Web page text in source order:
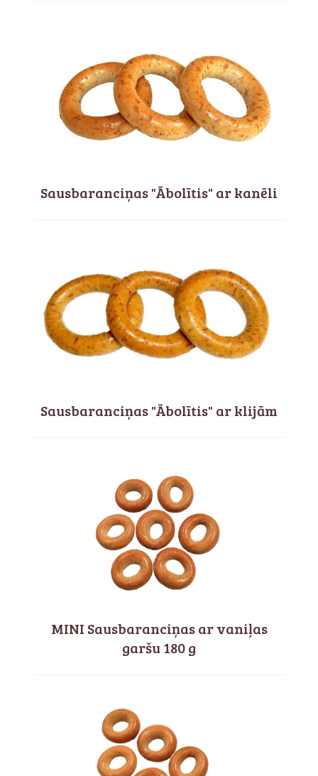
Sausbaranciņas "Ābolītis" ar kanēli
Sausbaranciņas "Ābolītis" ar klijām
MINI Sausbaranciņas ar vaniļas
garšu 180 g